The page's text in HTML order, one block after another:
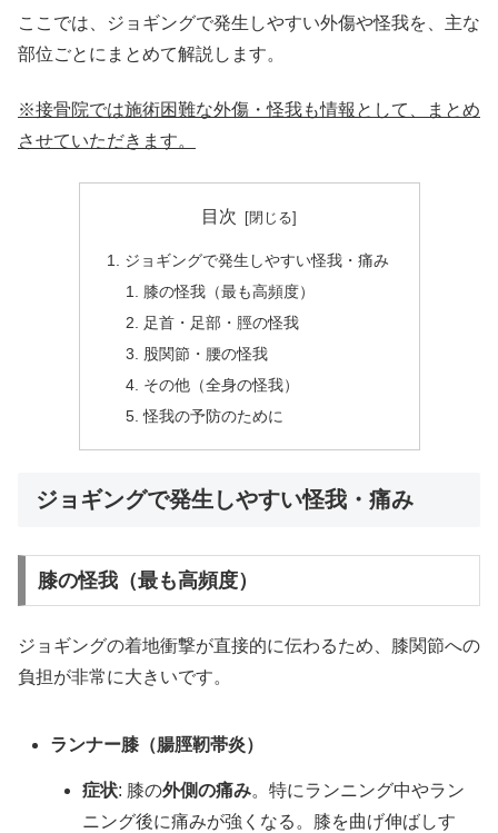
ここでは、ジョギングで発生しやすい外傷や怪我を、主な
部位ごとにまとめて解説します。
※接骨院では施術困難な外傷・怪我も情報として、まとめ
させていただきます。
目次
ジョギングで発生しやすい怪我・痛み
膝の怪我（最も高頻度）
足首・足部・脛の怪我
股関節・腰の怪我
その他（全身の怪我）
怪我の予防のために
ジョギングで発生しやすい怪我・痛み
膝の怪我（最も高頻度）
ジョギングの着地衝撃が直接的に伝わるため、膝関節への
負担が非常に大きいです。
ランナー膝（腸脛靭帯炎）
症状: 膝の外側の痛み。特にランニング中やラン
ニング後に痛みが強くなる。膝を曲げ伸ばしす